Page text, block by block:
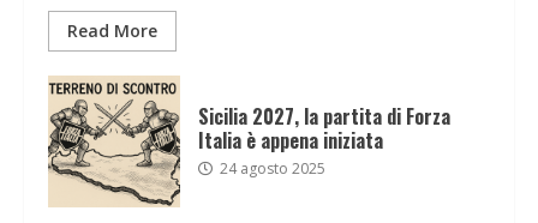
Read More
Sicilia 2027, la partita di Forza
Italia è appena iniziata
24 agosto 2025